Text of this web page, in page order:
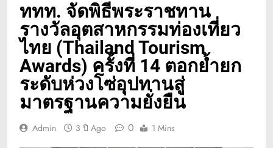
ททท. จัดพิธีพระราชทาน
รางวัลอุตสาหกรรมท่องเที่ยว
ไทย (Thailand Tourism
Awards) ครั้งที่ 14 ตอกย้ำยก
ระดับห่วงโซ่อุปทานสู่
มาตรฐานความยั่งยืน
Admin 3 ปี Ago 0 1 Mins